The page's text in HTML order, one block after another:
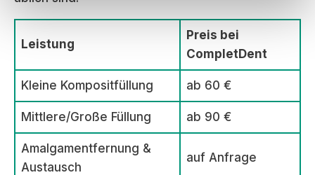
Leistung
Preis bei
CompletDent
Kleine Kompositfüllung ab 60 €
Mittlere/Große Füllung ab 90 €
Amalgamentfernung &
Austausch
auf Anfrage